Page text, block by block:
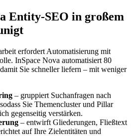
Entity-SEO in großem
erfordert Automatisierung mit
InSpace Nova automatisiert 80
Sie schneller liefern – mit weniger
– gruppiert Suchanfragen nach
Sie Themencluster und Pillar
gegenseitig verstärken.
– entwirft Gliederungen, Fließtext
auf Ihre Zielentitäten und